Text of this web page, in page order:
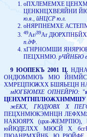
оПХЛЕМЕМХЕ
ЦЕНКНЦХВЕЯЙНИ
ю.я., йНЦСР ю.л.
оНЯРПНЕМХЕ
49Ar/39Ar
п.дФ.
хГНРНОМШИ
ПЕЦХНМЮ. рЧЙНБЮ
9 ЮОПЕКЪ 2001 Ц.
ОНДЮММЮЪ МЮ
ХМРЕЦПЮЖХХ БШЯЬЕЦН
мЮГБЮМХЕ ОПНЕЙРЮ: "
ЦЕНХМТНПЛЮЖХНММШУ
жЕКХ, ГЮДЮВХ Х
ПЕЦХНМЮКЭМНЦН
НАКЮЯРХ (цхя-
юЙЮДЕЛХХ МЮСЙ Х